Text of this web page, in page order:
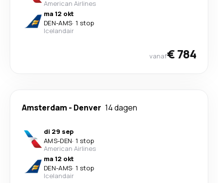
American Airlines
ma 12 okt
DEN-AMS· 1 stop
Icelandair
vanaf€ 784
Amsterdam - Denver 14 dagen
di 29 sep
AMS-DEN· 1 stop
American Airlines
ma 12 okt
DEN-AMS· 1 stop
Icelandair